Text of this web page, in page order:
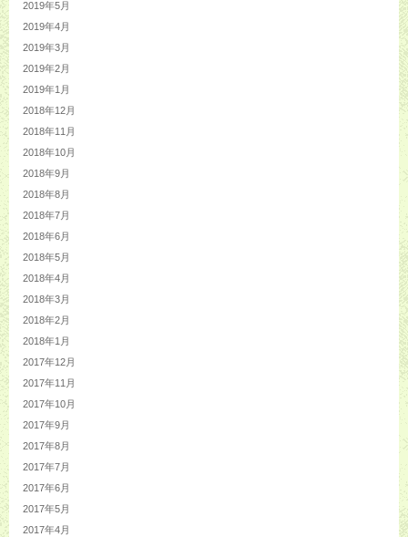
2019年5月
2019年4月
2019年3月
2019年2月
2019年1月
2018年12月
2018年11月
2018年10月
2018年9月
2018年8月
2018年7月
2018年6月
2018年5月
2018年4月
2018年3月
2018年2月
2018年1月
2017年12月
2017年11月
2017年10月
2017年9月
2017年8月
2017年7月
2017年6月
2017年5月
2017年4月